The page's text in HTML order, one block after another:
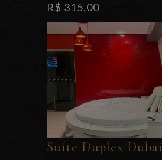
R$ 315,00
Suíte Duplex Dubai